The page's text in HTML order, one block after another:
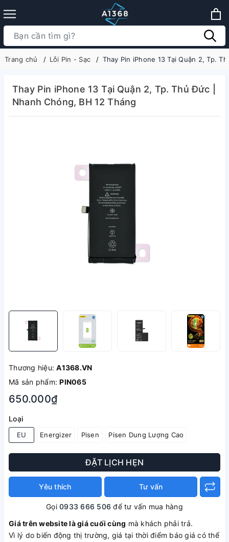
Trang chủ Lỗi Pin - Sạc Thay Pin iPhone 13 Tại Quận 2, Tp.
Thay Pin iPhone 13 Tại Quận 2, Tp. Thủ Đức |
Nhanh Chóng, BH 12 Tháng
Thương hiệu:A1368.VN
Mã sản phẩm:PIN065
650.000₫
Loại
EU Energizer Pisen Pisen Dung Lượng Cao
ĐẶT LỊCH HẸN
Yêu thích Tư vấn
Gọi0933 666 506 để tư vấn mua hàng
Giá trên website là giá cuối cùng mà khách phải trả.
Vì lý do biến động thị trường, giá tại thời điểm báo giá có thể